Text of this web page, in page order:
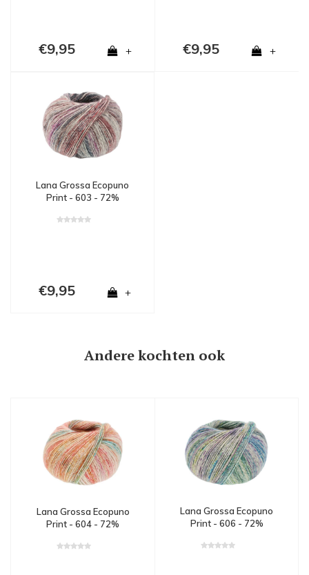
€9,95 + €9,95 +
Lana Grossa Ecopuno
Print - 603 - 72%
en 11% alpaca - Rood
€9,95 +
Andere kochten ook
Lana Grossa Ecopuno
Print - 604 - 72%
en 11% alpaca - Oranje
Lana Grossa Ecopuno
Print - 606 - 72%
en 11% alpaca - Groen